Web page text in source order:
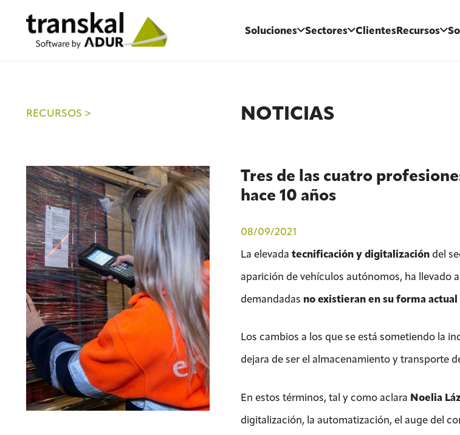
Soluciones Sectores ClientesRecursos
RECURSOS > NOTICIAS
Tres de las cuatro
hace 10 años
08/09/2021
La elevada tecnificación y digitalizacióndel
aparición de vehículos autónomos, ha llevado
demandadas no existieran en su forma actual
Los cambios a los que se está sometiendo la
dejara de ser el almacenamiento y transporte
En estos términos, tal y como aclara Noelia
digitalización, la automatización, el auge del